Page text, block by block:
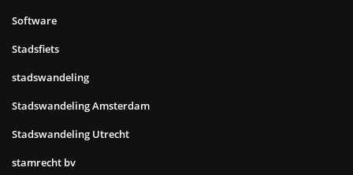
Software
Stadsfiets
stadswandeling
Stadswandeling Amsterdam
Stadswandeling Utrecht
stamrecht bv